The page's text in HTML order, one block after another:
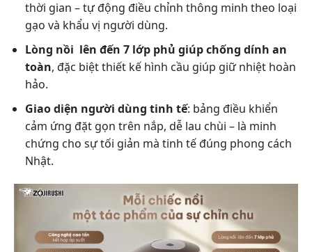
thời gian – tự động điều chỉnh thông minh theo loại
gạo và khẩu vị người dùng.
Lòng nồi lên đến 7 lớp phủ giúp chống dính an
toàn, đặc biệt thiết kế hình cầu giúp giữ nhiệt hoàn
hảo.
Giao diện người dùng tinh tế: bảng điều khiển
cảm ứng đặt gọn trên nắp, dễ lau chùi – là minh
chứng cho sự tối giản mà tinh tế đúng phong cách
Nhật.